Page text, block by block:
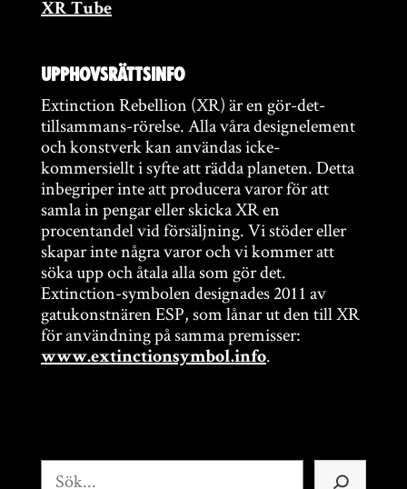
XR Tube
Upphovsrättsinfo
Extinction Rebellion (XR) är en gör-det-
tillsammans-rörelse. Alla våra designelement
och konstverk kan användas icke-
kommersiellt i syfte att rädda planeten. Detta
inbegriper inte att producera varor för att
samla in pengar eller skicka XR en
procentandel vid försäljning. Vi stöder eller
skapar inte några varor och vi kommer att
söka upp och åtala alla som gör det.
Extinction-symbolen designades 2011 av
gatukonstnären ESP, som lånar ut den till XR
för användning på samma premisser:
www.extinctionsymbol.info.
Sök